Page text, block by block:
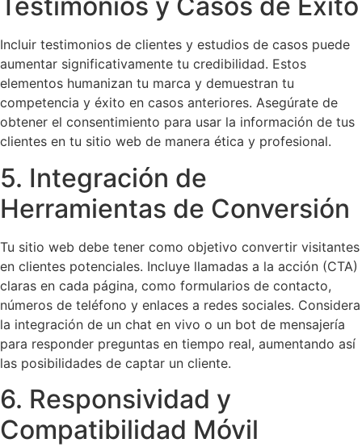
Testimonios y Casos de Éxito
Incluir testimonios de clientes y estudios de casos puede
aumentar significativamente tu credibilidad. Estos
elementos humanizan tu marca y demuestran tu
competencia y éxito en casos anteriores. Asegúrate de
obtener el consentimiento para usar la información de tus
clientes en tu sitio web de manera ética y profesional.
5. Integración de
Herramientas de Conversión
Tu sitio web debe tener como objetivo convertir visitantes
en clientes potenciales. Incluye llamadas a la acción (CTA)
claras en cada página, como formularios de contacto,
números de teléfono y enlaces a redes sociales. Considera
la integración de un chat en vivo o un bot de mensajería
para responder preguntas en tiempo real, aumentando así
las posibilidades de captar un cliente.
6. Responsividad y
Compatibilidad Móvil